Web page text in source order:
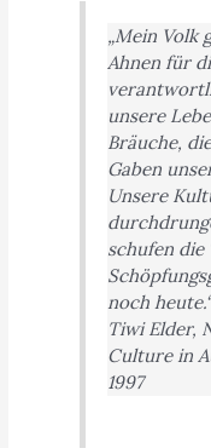
„Mein Volk
Ahnen für
unsere
Bräuche,
Gaben
Unsere
schufen die
noch
Tiwi Elder,
Culture in
1997